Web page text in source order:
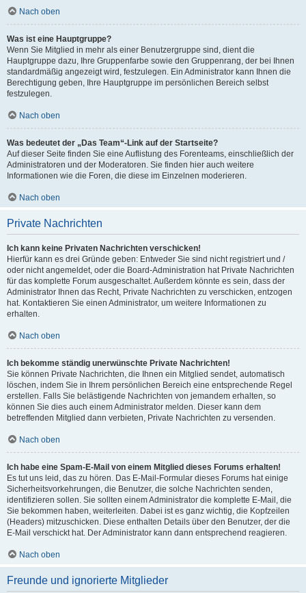
Nach oben
Was ist eine Hauptgruppe?
Wenn Sie Mitglied in mehr als einer Benutzergruppe sind, dient die
Hauptgruppe dazu, Ihre Gruppenfarbe sowie den Gruppenrang, der bei Ihnen
standardmäßig angezeigt wird, festzulegen. Ein Administrator kann Ihnen die
Berechtigung geben, Ihre Hauptgruppe im persönlichen Bereich selbst
festzulegen.
Nach oben
Was bedeutet der „Das Team“-Link auf der Startseite?
Auf dieser Seite finden Sie eine Auflistung des Forenteams, einschließlich der
Administratoren und der Moderatoren. Sie finden hier auch weitere
Informationen wie die Foren, die diese im Einzelnen moderieren.
Nach oben
Private Nachrichten
Ich kann keine Privaten Nachrichten verschicken!
Hierfür kann es drei Gründe geben: Entweder Sie sind nicht registriert und /
oder nicht angemeldet, oder die Board-Administration hat Private Nachrichten
für das komplette Forum ausgeschaltet. Außerdem könnte es sein, dass der
Administrator Ihnen das Recht, Private Nachrichten zu verschicken, entzogen
hat. Kontaktieren Sie einen Administrator, um weitere Informationen zu
erhalten.
Nach oben
Ich bekomme ständig unerwünschte Private Nachrichten!
Sie können Private Nachrichten, die Ihnen ein Mitglied sendet, automatisch
löschen, indem Sie in Ihrem persönlichen Bereich eine entsprechende Regel
erstellen. Falls Sie belästigende Nachrichten von jemandem erhalten, so
können Sie dies auch einem Administrator melden. Dieser kann dem
betreffenden Mitglied dann verbieten, Private Nachrichten zu versenden.
Nach oben
Ich habe eine Spam-E-Mail von einem Mitglied dieses Forums erhalten!
Es tut uns leid, das zu hören. Das E-Mail-Formular dieses Forums hat einige
Sicherheitsvorkehrungen, die Benutzer, die solche Nachrichten senden,
identifizieren sollen. Sie sollten einem Administrator die komplette E-Mail, die
Sie bekommen haben, weiterleiten. Dabei ist es ganz wichtig, die Kopfzeilen
(Headers) mitzuschicken. Diese enthalten Details über den Benutzer, der die
E-Mail verschickt hat. Der Administrator kann dann entsprechend reagieren.
Nach oben
Freunde und ignorierte Mitglieder